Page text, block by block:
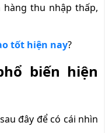
hàng thu nhập thấp,
tốt hiện nay?
biến hiện
đây để có cái nhìn